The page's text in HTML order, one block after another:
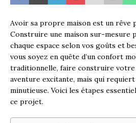
Avoir sa propre maison est un rêve
Construire une maison sur-mesure
chaque espace selon vos goûts et
vous soyez en quête d’un confort
traditionnelle, faire construire votre
aventure excitante, mais qui
minutieuse. Voici les étapes
ce projet.